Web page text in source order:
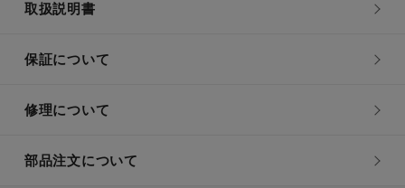
取扱説明書
保証について
修理について
部品注文について